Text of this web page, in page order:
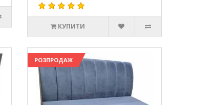
КУПИТИ
РОЗПРОДАЖ